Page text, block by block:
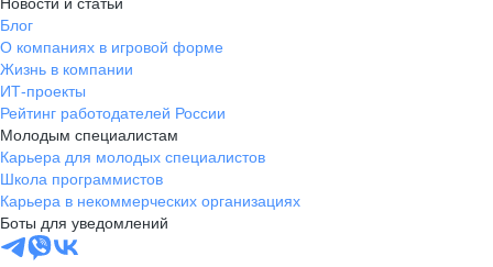
Блог
О компаниях в игровой форме
Жизнь в компании
ИТ-проекты
Рейтинг работодателей России
Молодым специалистам
Карьера для молодых специалистов
Школа программистов
Карьера в некоммерческих организациях
Боты для уведомлений